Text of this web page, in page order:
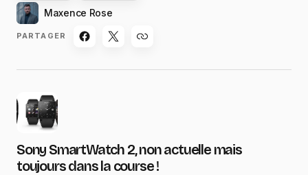
Maxence Rose
PARTAGER
Sony SmartWatch 2, non actuelle mais
toujours dans la course !